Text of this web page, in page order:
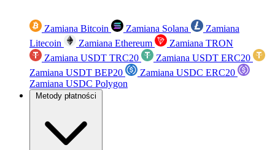
Zamiana Bitcoin Zamiana Solana
Zamiana
Litecoin
Zamiana Ethereum
Zamiana TRON
Zamiana USDT TRC20
Zamiana USDT ERC20
Zamiana USDT BEP20
Zamiana USDC ERC20
Zamiana USDC Polygon
Metody płatności